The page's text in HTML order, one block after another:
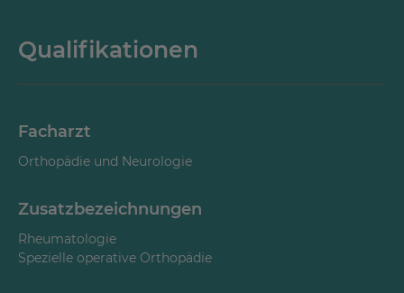
Qualifikationen
Facharzt
Orthopädie und Neurologie
Zusatzbezeichnungen
Rheumatologie
Spezielle operative Orthopädie